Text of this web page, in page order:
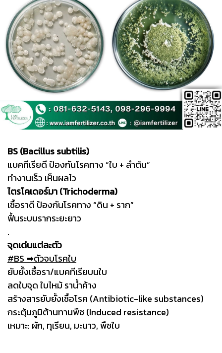
BS (Bacillus subtilis)
แบคทีเรียดี ป้องกันโรคทาง “ใบ + ลำต้น”
ทำงานเร็ว เห็นผลไว
ไตรโคเดอร์มา (Trichoderma)
เชื้อราดี ป้องกันโรคทาง “ดิน + ราก”
ฟื้นระบบรากระยะยาว
.
จุดเด่นแต่ละตัว
#BS ➡︎ตัวจบโรคใบ
ยับยั้งเชื้อรา/แบคทีเรียบนใบ
ลดใบจุด ใบไหม้ ราน้ำค้าง
สร้างสารยับยั้งเชื้อโรค (Antibiotic-like substances)
กระตุ้นภูมิต้านทานพืช (Induced resistance)
เหมาะ: ผัก, ทุเรียน, มะนาว, พืชใบ